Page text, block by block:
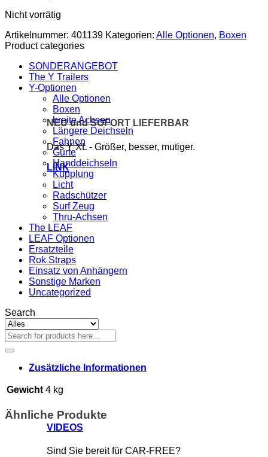
NEU und SOFORT LIEFERBAR
Das Y XL - Größer, besser, mutiger.
LINK
VIDEOS
Sind Sie bereit für CAR-FREE?
Nicht vorrätig
Artikelnummer: 401139 Kategorien: Alle Optionen, Boxen
Product categories
SONDERANGEBOT
The Y Trailers
Y-Optionen
Alle Optionen
Boxen
breite Achsen
Längere Deichseln
Fahnen
Gurte
Handdeichseln
Kupplung
Licht
Radschützer
Surf Zeug
Thru-Achsen
The LEAF
LEAF Optionen
Ersatzteile
Rok Straps
Einsatz von Anhängern
Sonstige Marken
Uncategorized
Search
Suchen
nach:
Zusätzliche Informationen
Gewicht 4 kg
Ähnliche Produkte